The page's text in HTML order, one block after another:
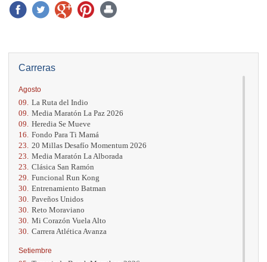
Carreras
Agosto
09. La Ruta del Indio
09. Media Maratón La Paz 2026
09. Heredia Se Mueve
16. Fondo Para Ti Mamá
23. 20 Millas Desafío Momentum 2026
23. Media Maratón La Alborada
23. Clásica San Ramón
29. Funcional Run Kong
30. Entrenamiento Batman
30. Paveños Unidos
30. Reto Moraviano
30. Mi Corazón Vuela Alto
30. Carrera Atlética Avanza
Setiembre